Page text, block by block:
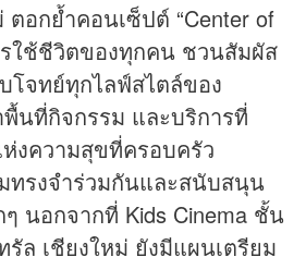
ตอกย้ำคอนเซ็ปต์ “Center of
รใช้ชีวิตของทุกคน ชวนสัมผัส
จทย์ทุกไลฟ์สไตล์ของ
นที่กิจกรรม และบริการที่
งความสุขที่ครอบครัว
ทรงจำร่วมกันและสนับสนุน
นอกจากที่ Kids Cinema ชั้น
ล เชียงใหม่ ยังมีแผนเตรียม